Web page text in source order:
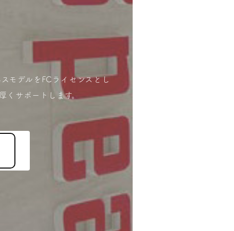
モデルをFCライセンスとし
サポートします。